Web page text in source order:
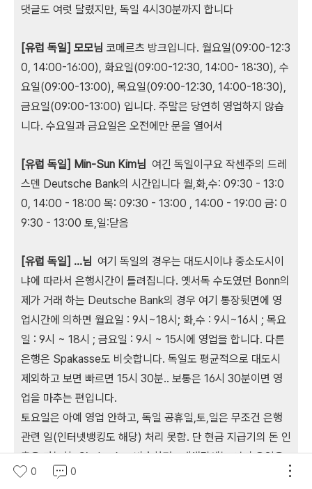
댓글도 여럿 달렸지만, 독일 4시30분까지 합니다
[유럽 독일] 모모님 코메르츠 방크입니다. 월요일(09:00-12:3
0, 14:00-16:00), 화요일(09:00-12:30, 14:00- 18:30), 수
요일(09:00-13:00), 목요일(09:00-12:30, 14:00-18:30),
금요일(09:00-13:00) 입니다. 주말은 당연히 영업하지 않습
니다. 수요일과 금요일은 오전에만 문을 열어서
[유럽 독일] Min-Sun Kim님 여긴 독일이구요 작센주의 드레
스덴 Deutsche Bank의 시간입니다 월,화,수: 09:30 - 13:0
0, 14:00 - 18:00 목: 09:30 - 13:00 , 14:00 - 19:00 금: 0
9:30 - 13:00 토,일:닫음
[유럽 독일] ...님 여기 독일의 경우는 대도시이냐 중소도시이
냐에 따라서 은행시간이 틀려집니다. 옛서독 수도였던 Bonn의
제가 거래 하는 Deutsche Bank의 경우 여기 통장뒷면에 영
업시간에 의하면 월요일 : 9시~18시; 화,수 : 9시~16시 ; 목요
일 : 9시 ~ 18시 ; 금요일 : 9시 ~ 15시에 영업을 합니다. 다른
은행은 Spakasse도 비슷합니다. 독일도 평균적으로 대도시
제외하고 보면 빠르면 15시 30분.. 보통은 16시 30분이면 영
업을 마추는 편입니다.
토요일은 아예 영업 안하고, 독일 공휴일,토,일은 무조건 은행
관련 일(인터넷뱅킹도 해당) 처리 못함. 단 현금 지급기의 돈 인
출은 가능함. Citybank도 비슷한편.. 제생각에는 어떤 요일은
영업을 길게 하고.. 어떤 요일은 짧게 하고 하는게 좋을 꺼 같습
0 0